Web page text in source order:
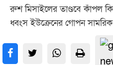
রুশ মিসাইলের তাণ্ডবে কাঁপল
ধ্বংস ইউক্রেনের গোপন সামরিক